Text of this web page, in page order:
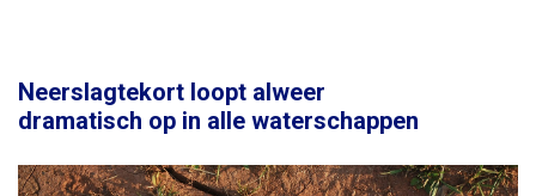
Neerslagtekort loopt alweer
dramatisch op in alle waterschappen